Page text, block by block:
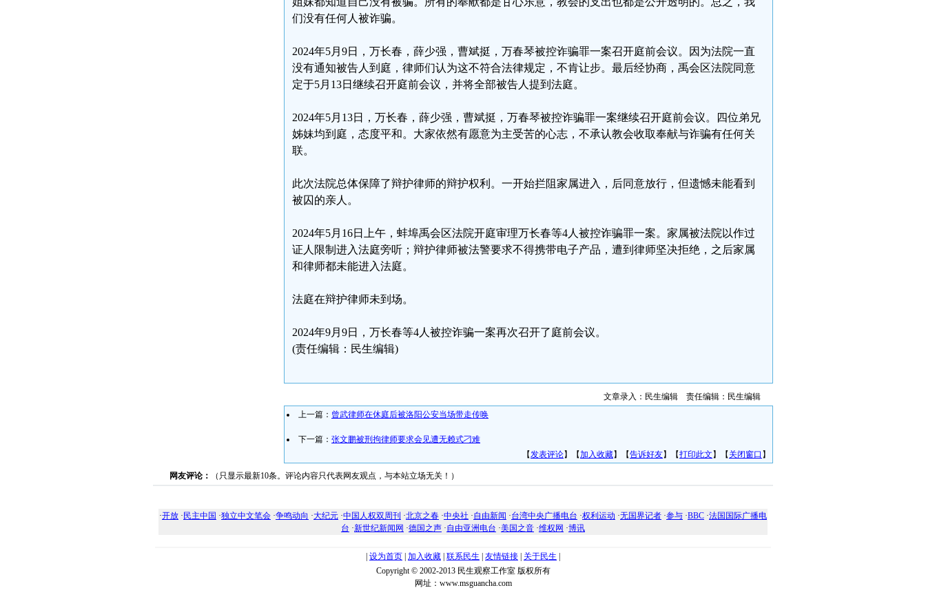
们没有任何人被诈骗。
2024年5月9日，万长春，薛少强，曹斌挺，万春琴被控诈骗罪一案召开庭前会议。因为法院一直
没有通知被告人到庭，律师们认为这不符合法律规定，不肯让步。最后经协商，禹会区法院同意
定于5月13日继续召开庭前会议，并将全部被告人提到法庭。
2024年5月13日，万长春，薛少强，曹斌挺，万春琴被控诈骗罪一案继续召开庭前会议。四位弟兄
姊妹均到庭，态度平和。大家依然有愿意为主受苦的心志，不承认教会收取奉献与诈骗有任何关
联。
此次法院总体保障了辩护律师的辩护权利。一开始拦阻家属进入，后同意放行，但遗憾未能看到
被囚的亲人。
2024年5月16日上午，蚌埠禹会区法院开庭审理万长春等4人被控诈骗罪一案。家属被法院以作过
证人限制进入法庭旁听；辩护律师被法警要求不得携带电子产品，遭到律师坚决拒绝，之后家属
和律师都未能进入法庭。
法庭在辩护律师未到场。
2024年9月9日，万长春等4人被控诈骗一案再次召开了庭前会议。
(责任编辑：民生编辑)
文章录入：民生编辑 责任编辑：民生编辑
上一篇： 曾武律师在休庭后被洛阳公安当场带走传唤
下一篇： 张文鹏被刑拘律师要求会见遭无赖式刁难
【发表评论】【加入收藏】【告诉好友】【打印此文 】【 关闭窗口 】
网友评论： （只显示最新10条。评论内容只代表网友观点，与本站立场无关！）
·开放 · 民主中国 ·独立中文笔会 ·争鸣动向 ·大纪元 ·中国人权双周刊 ·北京之春 ·中央社 ·自由新闻 ·台湾中央广播电台 ·权利运动 ·无国界记者 ·参与 ·BBC ·法国国际广播电
台 ·新世纪新闻网 ·德国之声 ·自由亚洲电台 ·美国之音 ·维权网 ·博讯
设为首页 加入收藏 联系民生 友情链接 关于民生
Copyright © 2002-2013 民生观察工作室 版权所有
网址：www.msguancha.com